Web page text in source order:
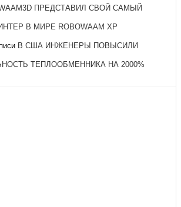
ПРЕДСТАВИЛ СВОЙ САМЫЙ
В МИРЕ ROBOWAAM XP
В США ИНЖЕНЕРЫ ПОВЫСИЛИ
ТЕПЛООБМЕННИКА НА 2000%